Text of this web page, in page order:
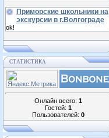
Приморские школьники на
экскурсии в г.Волгограде
ok!
СТАТИСТИКА
Онлайн всего: 1
Гостей: 1
Пользователей: 0